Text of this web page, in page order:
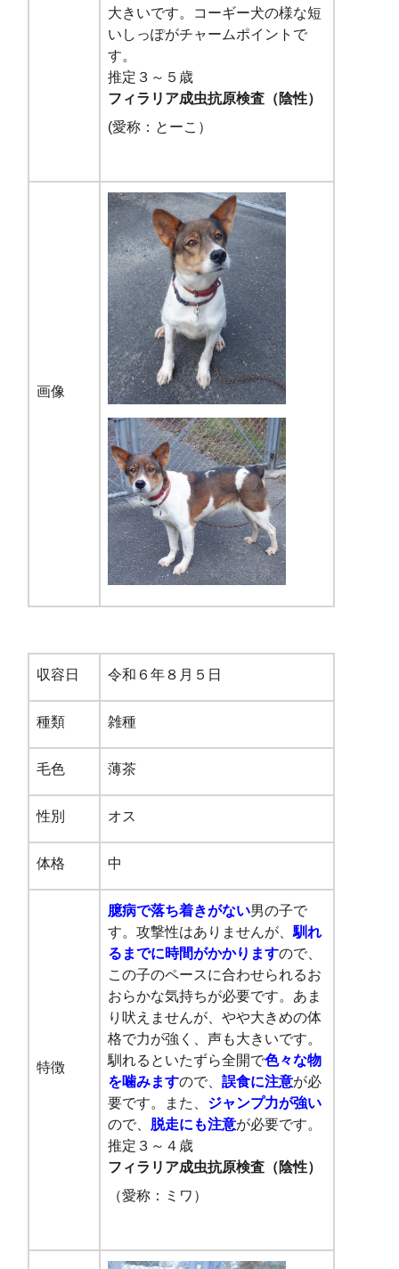
大きいです。コーギー犬の様な短
いしっぽがチャームポイントで
す。
推定３～５歳
フィラリア成虫抗原検査（陰性）
(愛称：とーこ）
画像
収容日 令和６年８月５日
種類 雑種
毛色 薄茶
性別 オス
体格 中
特徴
臆病で落ち着きがない男の子で
す。攻撃性はありませんが、馴れ
るまでに時間がかかりますので、
この子のペースに合わせられるお
おらかな気持ちが必要です。あま
り吠えませんが、やや大きめの体
格で力が強く、声も大きいです。
馴れるといたずら全開で色々な物
を噛みますので、誤食に注意が必
要です。また、 ジャンプ力が強い
ので、 脱走にも注意が必要です。
推定３～４歳
フィラリア成虫抗原検査（陰性）
（愛称：ミワ）